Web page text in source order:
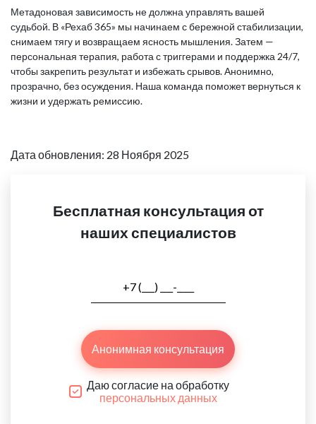
Метадоновая зависимость не должна управлять вашей
судьбой. В «Рехаб 365» мы начинаем с бережной стабилизации,
снимаем тягу и возвращаем ясность мышления. Затем —
персональная терапия, работа с триггерами и поддержка 24/7,
чтобы закрепить результат и избежать срывов. Анонимно,
прозрачно, без осуждения. Наша команда поможет вернуться к
жизни и удержать ремиссию.
Дата обновления: 28 Ноября 2025
Бесплатная консультация от
наших специалистов
Анонимная консультация
Даю согласие на обработку
персональных данных